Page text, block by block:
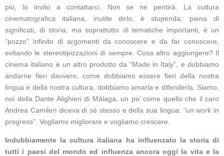
più, lo invito a contattarci. Non se ne pentirà. La cultura
cinematografica italiana, inutile dirlo, è stupenda: piena di
significati, di storia, ma soprattutto di tematiche importanti, è un
“pozzo” infinito di argomenti da conoscere e da far conoscere,
evitando le stereotipizzazioni di sempre. Cosa altro aggiungere? Il
cinema italiano è un altro prodotto da “Made in Italy”, e dobbiamo
andarne fieri davvero, come dobbiamo essere fieri della nostra
lingua e della nostra cultura, dobbiamo amarla e difenderla. Siamo,
noi della Dante Alighieri di Málaga, un po’ come quello che il caro
Andrea Camileri diceva di sé stesso e della sua lingua: “un work in
progress”. Vogliamo migliorare e vogliamo crescere.
Indubbiamente la cultura italiana ha influenzato la storia di
tutti i paesi del mondo ed influenza ancora oggi la vita e la